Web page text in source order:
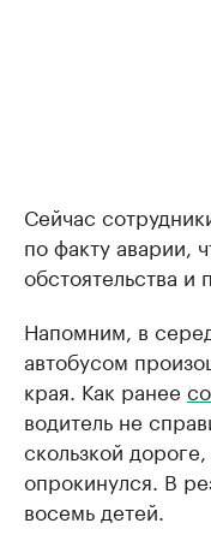
Сейчас
по факту аварии,
обстоятельства и
Напомним, в
автобусом
края. Как ранее
водитель не
скользкой
опрокинулся. В
восемь детей.